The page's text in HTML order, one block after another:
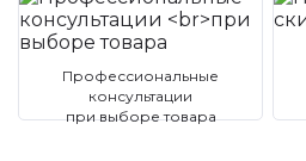
Профессиональные
консультации
при выборе товара